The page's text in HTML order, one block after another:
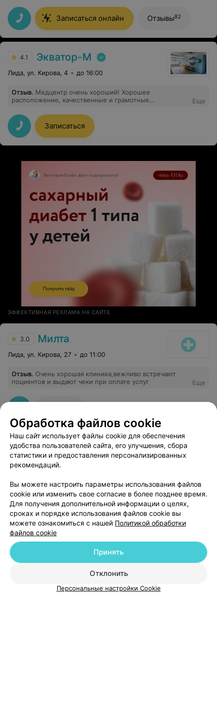
приветливый и доброжелательный! Благодарю Вас за
Вашу работу!
Записаться онлайн Отзывы82
4.1 Экватор-М
Лида, ул. Кирова, 4 до 16:00
Отзыв. Медцентр очень хороший! Хорошее
расположение, качественные и грамотные
вопросы за один прием! Спасибо!
Еще
Записаться
ЭФФЕКТИВНАЯ РЕКЛАМА НА САЙТЕ
3.0 Милта
Лида, ул. Кирова, 27 до 11:00
Отзыв. Очень хорошая клиника,вежливо встречают
поциентов и выдают чеки при оплате услуг
Еще
Добавить специалиста
О проекте Новости проекта
Размещение рекламы
Медицинский маркетинг
Публичный договор
Пользовательское соглашение
Способы оплаты
Обработка файлов cookie
Наш сайт использует файлы cookie для обеспечения
удобства пользователей сайта, его улучшения, сбора
статистики и предоставления персонализированных
рекомендаций.
Вы можете настроить параметры использования файлов
cookie или изменить свое согласие в более позднее время.
Для получения дополнительной информации о целях,
сроках и порядке использования файлов cookie вы
можете ознакомиться с нашей Политикой обработки
файлов cookie
Отклонить
Принять
Персональные настройки Cookie